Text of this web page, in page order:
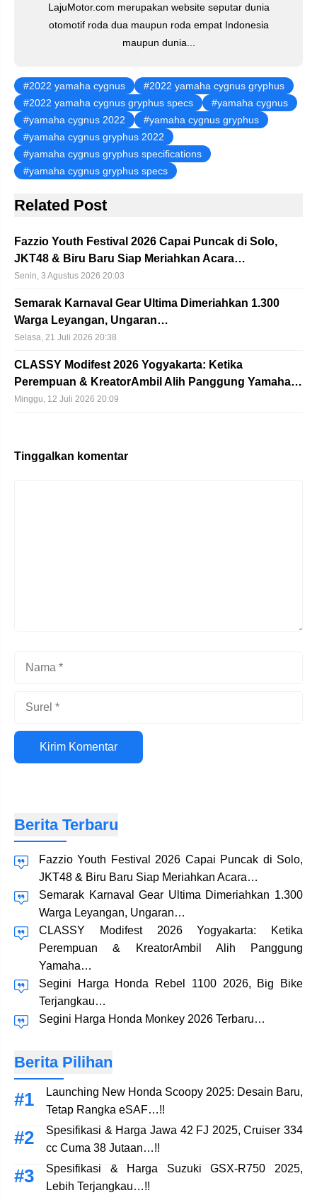
LajuMotor.com merupakan website seputar dunia
otomotif roda dua maupun roda empat Indonesia
maupun dunia...
2022 yamaha cygnus
2022 yamaha cygnus gryphus
2022 yamaha cygnus gryphus specs
yamaha cygnus
yamaha cygnus 2022
yamaha cygnus gryphus
yamaha cygnus gryphus 2022
yamaha cygnus gryphus specifications
yamaha cygnus gryphus specs
Related Post
Fazzio Youth Festival 2026 Capai Puncak di Solo,
JKT48 & Biru Baru Siap Meriahkan Acara…
Senin, 3 Agustus 2026 20:03
Semarak Karnaval Gear Ultima Dimeriahkan 1.300
Warga Leyangan, Ungaran…
Selasa, 21 Juli 2026 20:38
CLASSY Modifest 2026 Yogyakarta: Ketika
Perempuan & KreatorAmbil Alih Panggung Yamaha…
Minggu, 12 Juli 2026 20:09
Tinggalkan komentar
Situs
web
Berita Terbaru
Fazzio Youth Festival 2026 Capai Puncak di Solo,
JKT48 & Biru Baru Siap Meriahkan Acara…
Semarak Karnaval Gear Ultima Dimeriahkan 1.300
Warga Leyangan, Ungaran…
CLASSY Modifest 2026 Yogyakarta: Ketika
Perempuan & KreatorAmbil Alih Panggung
Yamaha…
Segini Harga Honda Rebel 1100 2026, Big Bike
Terjangkau…
Segini Harga Honda Monkey 2026 Terbaru…
Berita Pilihan
Launching New Honda Scoopy 2025: Desain Baru,
Tetap Rangka eSAF…!!
Spesifikasi & Harga Jawa 42 FJ 2025, Cruiser 334
cc Cuma 38 Jutaan…!!
Spesifikasi & Harga Suzuki GSX-R750 2025,
Lebih Terjangkau…!!